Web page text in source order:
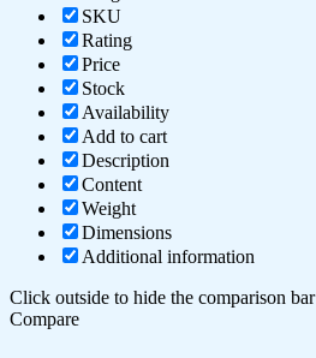
SKU
Rating
Price
Stock
Availability
Add to cart
Description
Content
Weight
Dimensions
Additional information
Click outside to hide the comparison bar
Compare